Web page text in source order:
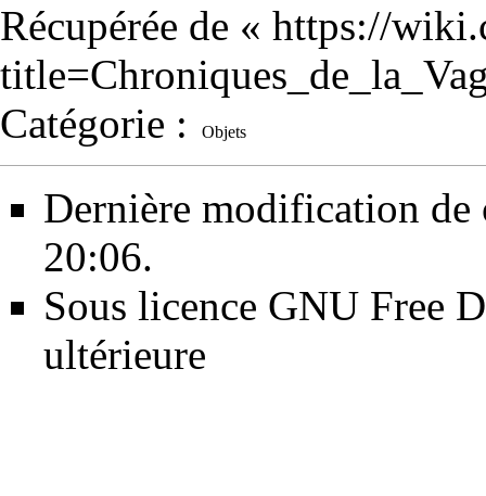
Récupérée de « https://
Catégorie : Objets
Dernière modification de
20:06.
Sous licence GNU Free
ultérieure